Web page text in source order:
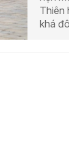
Thiên
khá